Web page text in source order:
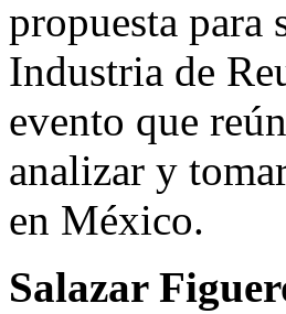
propuesta
Industria de
evento que
analizar y
en México.
Salazar